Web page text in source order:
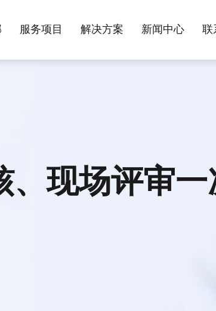
服务项目 解决方案 新闻中心 联
、现场评审